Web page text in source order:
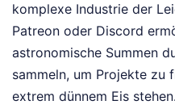
komplexe Industrie der
Patreon oder Discord
astronomische Summen
sammeln, um Projekte zu
extrem dünnem Eis